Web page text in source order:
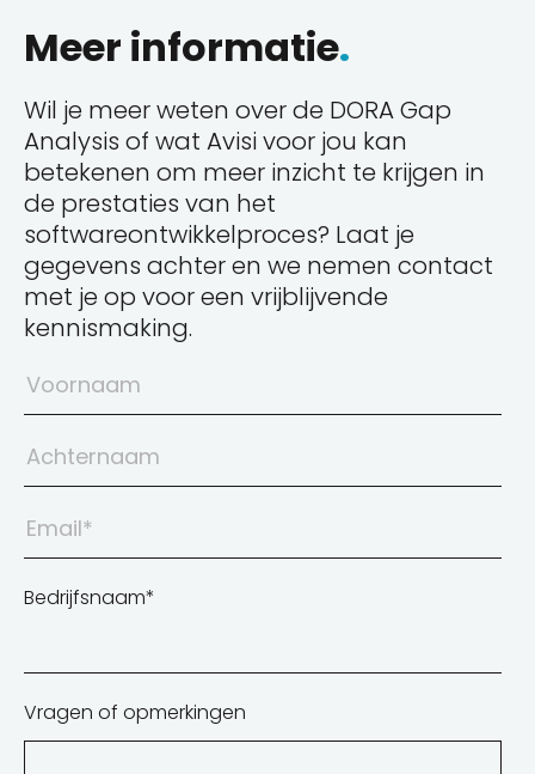
Meer informatie.
Wil je meer weten over de DORA Gap
Analysis of wat Avisi voor jou kan
betekenen om meer inzicht te krijgen in
de prestaties van het
softwareontwikkelproces? Laat je
gegevens achter en we nemen contact
met je op voor een vrijblijvende
kennismaking.
Bedrijfsnaam*
Vragen of opmerkingen